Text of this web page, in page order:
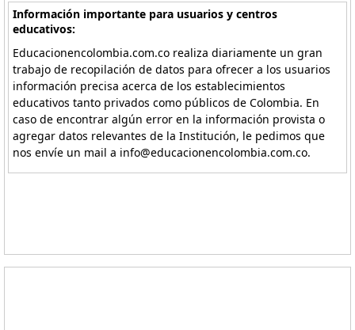
Información importante para usuarios y centros
educativos:
Educacionencolombia.com.co realiza diariamente un gran
trabajo de recopilación de datos para ofrecer a los usuarios
información precisa acerca de los establecimientos
educativos tanto privados como públicos de Colombia. En
caso de encontrar algún error en la información provista o
agregar datos relevantes de la Institución, le pedimos que
nos envíe un mail a info@educacionencolombia.com.co.